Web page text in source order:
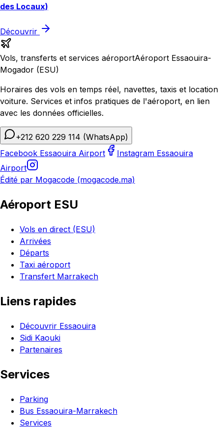
des Locaux)
Découvrir
Vols, transferts et services aéroportAéroport Essaouira-
Mogador (ESU)
Horaires des vols en temps réel, navettes, taxis et location
voiture. Services et infos pratiques de l'aéroport, en lien
avec les données officielles.
+212 620 229 114 (WhatsApp)
Facebook Essaouira Airport
Instagram Essaouira
Airport
Édité par Mogacode (mogacode.ma)
Aéroport ESU
Vols en direct (ESU)
Arrivées
Départs
Taxi aéroport
Transfert Marrakech
Liens rapides
Découvrir Essaouira
Sidi Kaouki
Partenaires
Services
Parking
Bus Essaouira-Marrakech
Services